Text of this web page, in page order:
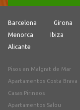
Barcelona Girona
Menorca
Ibiza
Alicante
Pisos en Malgrat de Mar
Apartamentos Costa Brava
Casas Pirineos
Apartamentos Salou